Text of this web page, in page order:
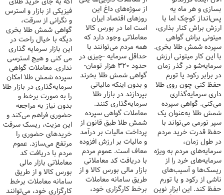
بسازی و هر ماه یه
پس‌انداز کوچک اما با
ارزش براش کنار بذاری،
میتونی براش گواهی
سپرده شمش طلا بخری.
با این کار میتونی ارزش
سرمایه‌شو در گذر زمان
در برابر رکود یا تورم
حفظ کنی چون روی طلا
داری سرمایه‌گذاری
می‌کنی. گواهی سپرده
شمش طلا به‌عنوان یک
سپر تورمی می‌تواند با
حفظ قدرت خرید مردم
در طول زمان،
سرمایه‌های مردم به ویژه
سرمایه‌های خرد را از
ریسک‌ها و آسیب‌های
ناشی از رکود و یا تورم
حفظ کند. این ابزار نوین
از سوژه‌های داغ این
روزهای اقتصاد ایران
است اما در بورس کالا
معاملاتی وجود دارد که
همه مردم می‌توانند با
حداقل سرمایه -چیزی در
حدود ۳۲۰ هزار تومان-
گواهی شمش طلا بخرند
و بدون اینکه مالیاتی
بپردازند در بازار طلا
سرمایه‌گذاری کنند.
معاملات گواهی سپرده
شمش طلا طبق قانون از
پرداخت مالیات بر درآمد
و مالیات بر ارزش افزوده
معاف است. عموم مردم
با دریافت کد معاملاتی
بازار مالی بورس کالا و از
طریق سامانه معاملات
برخط کارگزاری خود،
فیزیکی از بازار و استرس
و نگرانی از سرقت،
گواهی شمش طلا بخری
دیگه با خیال راحت در
این بازار سرمایه گذاری
می کنی و هیچ استرسی
نداری. معاملات گواهی
سپرده شمش طلا امکان
سرمایه‌گذاری در بازار طلا
را به صورت برخط و
بدون نیاز به مراجعه
حضوری فراهم می‌کند و
این مزیت، ریسک سرقت
خریدهای حضوری را
مرتفع می‌سازد. عموم
مردم با دریافت کد
معاملاتی بازار مالی
بورس کالا و از طریق
سامانه معاملات برخط
کارگزاری خود، می‌توانند